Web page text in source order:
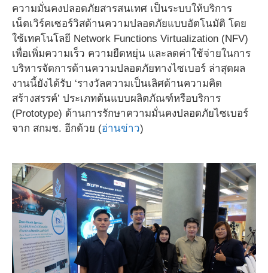
ความมั่นคงปลอดภัยสารสนเทศ เป็นระบบให้บริการ
เน็ตเวิร์คเซอร์วิสด้านความปลอดภัยแบบอัตโนมัติ โดย
ใช้เทคโนโลยี Network Functions Virtualization (NFV)
เพื่อเพิ่มความเร็ว ความยืดหยุ่น และลดค่าใช้จ่ายในการ
บริหารจัดการด้านความปลอดภัยทางไซเบอร์ ล่าสุดผล
งานนี้ยังได้รับ ‘รางวัลความเป็นเลิศด้านความคิด
สร้างสรรค์’ ประเภทต้นแบบผลิตภัณฑ์หรือบริการ
(Prototype) ด้านการรักษาความมั่นคงปลอดภัยไซเบอร์
จาก สกมช. อีกด้วย (อ่านข่าว)